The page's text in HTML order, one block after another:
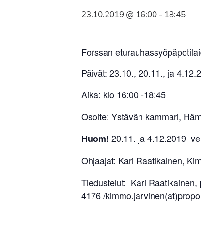
23.10.2019 @ 16:00 - 18:45
Forssan
Päivät: 23.10., 20.11., ja
Aika: klo 16:00 -18:45
Osoite: Ystävän kammari,
Huom! 20.11. ja 4.12.2019
Ohjaajat: Kari Raatikainen,
Tiedustelut: Kari
4176 /